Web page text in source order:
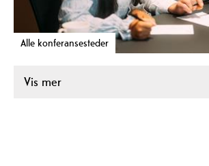
Alle konferansesteder
Vis mer